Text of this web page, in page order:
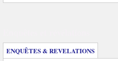
ENQUÊTES & REVELATIONS